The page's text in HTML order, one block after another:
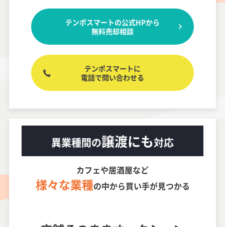
テンポスマートの公式HPから
無料売却相談
テンポスマートに
電話で問い合わせる
異業種間の譲渡にも対応
カフェや居酒屋など
様々な業種の中から買い手が見つかる